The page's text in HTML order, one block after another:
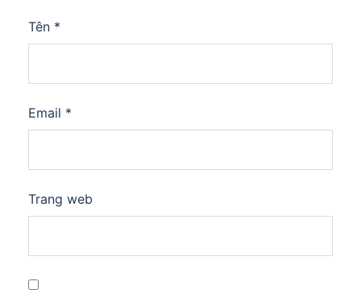
Tên *
Email *
Trang web